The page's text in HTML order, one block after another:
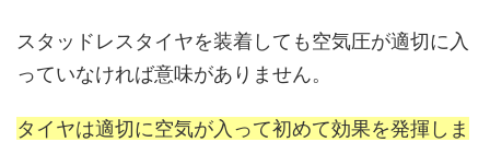
スタッドレスタイヤを装着しても空気圧が適切に入
っていなければ意味がありません。
タイヤは適切に空気が入って初めて効果を発揮しま